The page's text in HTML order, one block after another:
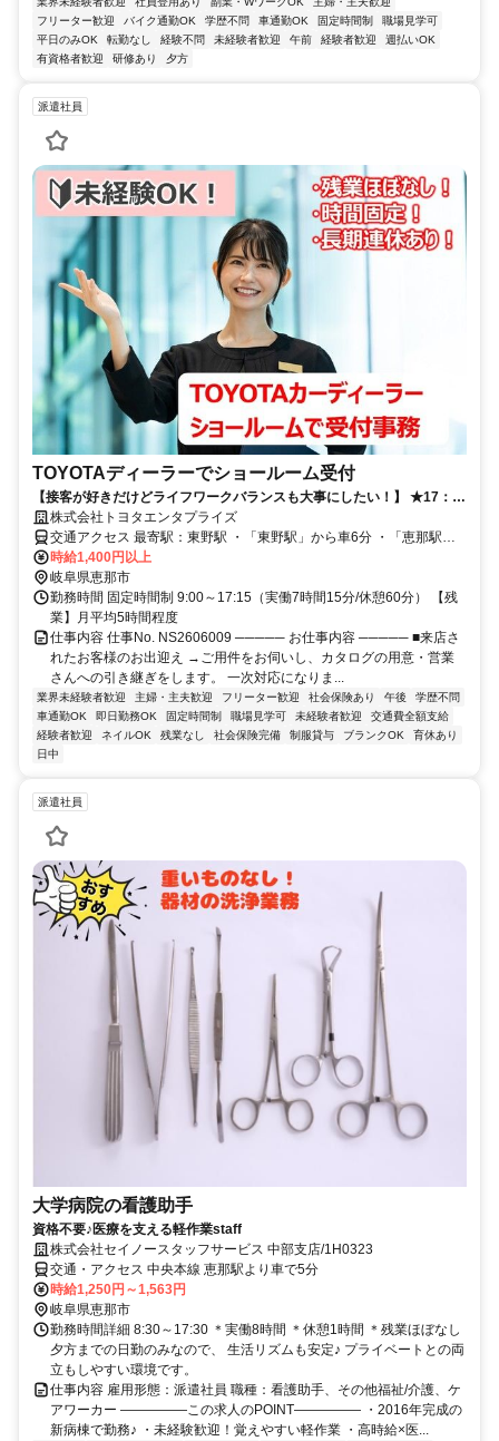
フリーター歓迎
バイク通勤OK 学歴不問 車通勤OK 固定時間制
職場見学可
平日のみOK
転勤なし 経験不問 未経験者歓迎 午前 経験者歓迎
週払いOK
有資格者歓迎
研修あり 夕方
派遣社員
TOYOTAディーラーでショールーム受付
【接客が好きだけどライフワークバランスも大事にしたい！】 ★17：
15まで！★夏季、年末年始、GWの長期連休あり✨★車の知識は不要♪未
経験歓迎です！！
株式会社トヨタエンタプライズ
交通アクセス 最寄駅：東野駅 ・「東野駅」から車6分 ・「恵那駅」
時給1,400円以上
岐阜県恵那市
勤務時間 固定時間制 9:00～17:15（実働7時間15分/休憩60分） 【残
業】月平均5時間程度
仕事内容 仕事No. NS2606009 ───── お仕事内容 ───── ■来店さ
れたお客様のお出迎え →ご用件をお伺いし、カタログの用意・営業
さんへの引き継ぎをします。 一次対応になりま...
業界未経験者歓迎 主婦・主夫歓迎 フリーター歓迎 社会保険あり 午後
学歴不問
車通勤OK
即日勤務OK 固定時間制 職場見学可 未経験者歓迎
交通費全額支給
経験者歓迎
ネイルOK 残業なし 社会保険完備 制服貸与 ブランクOK
育休あり
日中
派遣社員
大学病院の看護助手
資格不要♪医療を支える軽作業staff
株式会社セイノースタッフサービス 中部支店/1H0323
交通・アクセス 中央本線 恵那駅より車で5分
時給1,250円～1,563円
岐阜県恵那市
勤務時間詳細 8:30～17:30 ＊実働8時間 ＊休憩1時間 ＊残業ほぼなし
夕方までの日勤のみなので、 生活リズムも安定♪ プライベートとの両
立もしやすい環境です。
仕事内容 雇用形態：派遣社員 職種：看護助手、その他福祉/介護、ケ
アワーカー ―――――この求人のPOINT――――― ・2016年完成の
新病棟で勤務♪ ・未経験歓迎！覚えやすい軽作業 ・高時給×医...